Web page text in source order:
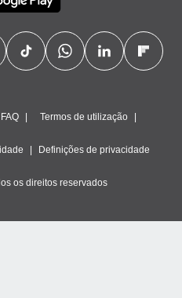
FAQ Termos de utilização
Definições de privacidade
os direitos reservados